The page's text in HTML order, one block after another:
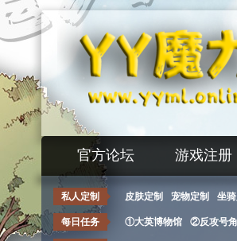
官方论坛 游戏注册
私人定制 皮肤定制 宠物定制 坐
每日任务 ①大英博物馆 ②反攻号角